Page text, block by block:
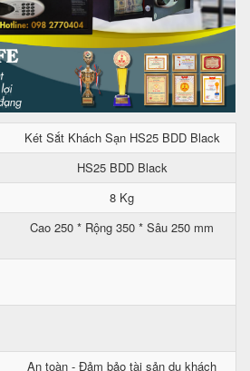
Két Sắt Khách Sạn HS25 BDD Black
HS25 BDD Black
8 Kg
Cao 250 * Rộng 350 * Sâu 250 mm
An toàn - Đảm bảo tài sản du khách